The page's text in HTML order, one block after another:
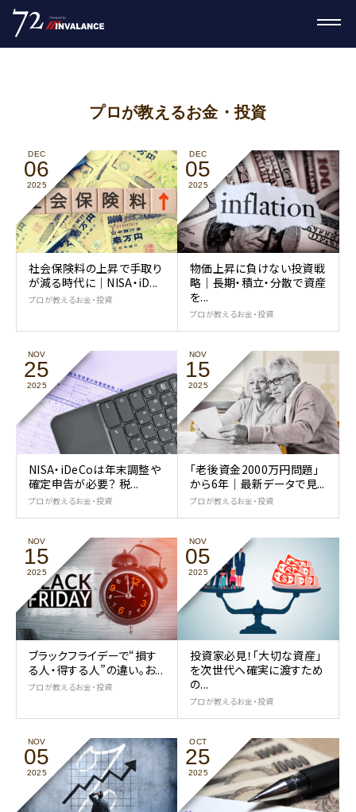
プロが教えるお金・投資
DEC
06
2025
社会保険料の上昇で手取り
が減る時代に｜NISA・iD...
プロが教えるお金・投資
DEC
05
2025
物価上昇に負けない投資戦
略｜長期・積立・分散で資産
を...
プロが教えるお金・投資
NOV
25
2025
NISA・iDeCoは年末調整や
確定申告が必要？ 税...
プロが教えるお金・投資
NOV
15
2025
「老後資金2000万円問題」
から6年｜最新データで見...
プロが教えるお金・投資
NOV
15
2025
ブラックフライデーで“損す
る人・得する人”の違い。お...
プロが教えるお金・投資
NOV
05
2025
投資家必見！「大切な資産」
を次世代へ確実に渡すため
の...
プロが教えるお金・投資
NOV
05
2025
OCT
25
2025